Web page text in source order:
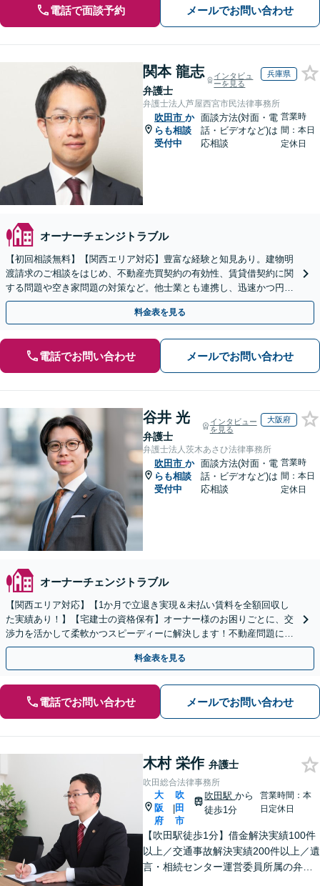
電話で面談予約 メールでお問い合わせ
関本 龍志
弁護士
インタビュ
ーを見る
兵庫県
弁護士法人芦屋西宮市民法律事務所
吹田市 か
らも相談
受付中
面談方法(対面・電
話・ビデオなど)は
応相談
営業時
間：本日
定休日
オーナーチェンジトラブル
【初回相談無料】【関西エリア対応】豊富な経験と知見あり。建物明
渡請求のご相談をはじめ、不動産売買契約の有効性、賃貸借契約に関
する問題や空き家問題の対策など。他士業とも連携し、迅速かつ円滑
な解決を目指します【顧問契約】【西宮北口駅3分】
料金表を見る
電話でお問い合わせ メールでお問い合わせ
谷井 光
弁護士
インタビュー
を見る
大阪府
弁護士法人茨木あさひ法律事務所
吹田市 か
らも相談
受付中
面談方法(対面・電
話・ビデオなど)は
応相談
営業時
間：本日
定休日
オーナーチェンジトラブル
【関西エリア対応】【1か月で立退き実現＆未払い賃料を全額回収し
た実績あり！】【宅建士の資格保有】オーナー様のお困りごとに、交
渉力を活かして柔軟かつスピーディーに解決します！不動産問題に幅
広く対応しています。
料金表を見る
電話でお問い合わせ メールでお問い合わせ
木村 栄作 弁護士
吹田総合法律事務所
大
阪
府
|
吹
田
市
吹田駅から
徒歩1分
営業時間：本
日定休日
【吹田駅徒歩1分】借金解決実績100件
以上／交通事故解決実績200件以上／遺
言・相続センター運営委員所属の弁護